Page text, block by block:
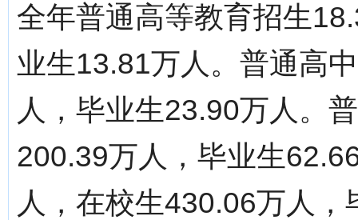
全年普通高等教育招生
业生13.81万人。普通高
人，毕业生23.90万人。
200.39万人，毕业生
人，在校生430.06万人